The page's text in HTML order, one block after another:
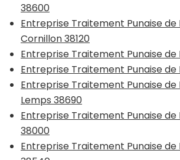
38600
Entreprise Traitement Punaise de
Cornillon 38120
Entreprise Traitement Punaise de
Entreprise Traitement Punaise de
Entreprise Traitement Punaise de
Lemps 38690
Entreprise Traitement Punaise de
38000
Entreprise Traitement Punaise de